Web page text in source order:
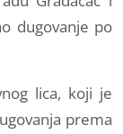
dugovanje po
lica, koji je
prema